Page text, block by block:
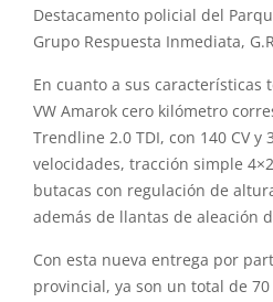
Destacamento policial del
Grupo Respuesta Inmediata,
En cuanto a sus características
VW Amarok cero kilómetro
Trendline 2.0 TDI, con 140 CV
velocidades, tracción simple
butacas con regulación de
además de llantas de aleación
Con esta nueva entrega por
provincial, ya son un total de